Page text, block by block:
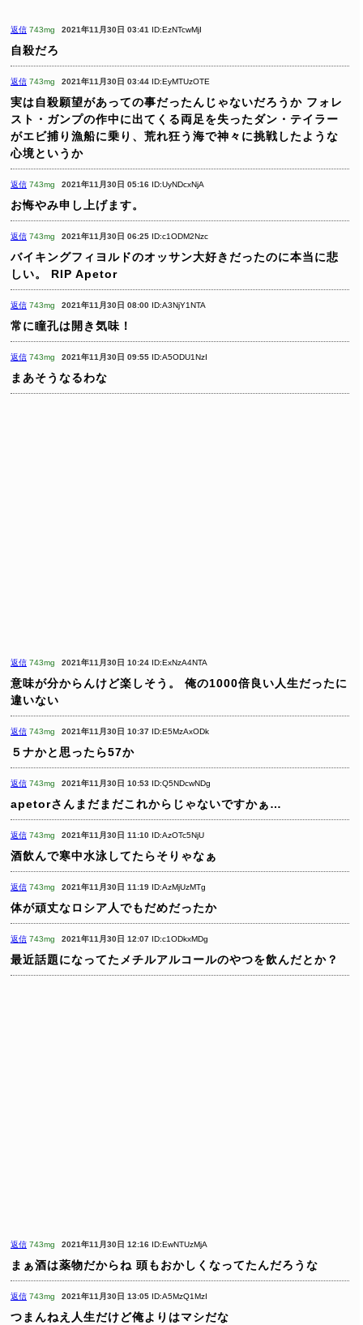
返信 743mg 2021年11月30日 03:41 ID:EzNTcwMjI
自殺だろ
返信 743mg 2021年11月30日 03:44 ID:EyMTUzOTE
実は自殺願望があっての事だったんじゃないだろうか フォレ
スト・ガンプの作中に出てくる両足を失ったダン・テイラー
がエビ捕り漁船に乗り、荒れ狂う海で神々に挑戦したような
心境というか
返信 743mg 2021年11月30日 05:16 ID:UyNDcxNjA
お悔やみ申し上げます。
返信 743mg 2021年11月30日 06:25 ID:c1ODM2Nzc
バイキングフィヨルドのオッサン大好きだったのに本当に悲
しい。
RIP Apetor
返信 743mg 2021年11月30日 08:00 ID:A3NjY1NTA
常に瞳孔は開き気味！
返信 743mg 2021年11月30日 09:55 ID:A5ODU1NzI
まあそうなるわな
返信 743mg 2021年11月30日 10:24 ID:ExNzA4NTA
意味が分からんけど楽しそう。
俺の1000倍良い人生だったに
違いない
返信 743mg 2021年11月30日 10:37 ID:E5MzAxODk
５ナかと思ったら57か
返信 743mg 2021年11月30日 10:53 ID:Q5NDcwNDg
apetorさんまだまだこれからじゃないですかぁ…
返信 743mg 2021年11月30日 11:10 ID:AzOTc5NjU
酒飲んで寒中水泳してたらそりゃなぁ
返信 743mg 2021年11月30日 11:19 ID:AzMjUzMTg
体が頑丈なロシア人でもだめだったか
返信 743mg 2021年11月30日 12:07 ID:c1ODkxMDg
最近話題になってたメチルアルコールのやつを飲んだとか？
返信 743mg 2021年11月30日 12:16 ID:EwNTUzMjA
まぁ酒は薬物だからね 頭もおかしくなってたんだろうな
返信 743mg 2021年11月30日 13:05 ID:A5MzQ1MzI
つまんねえ人生だけど俺よりはマシだな